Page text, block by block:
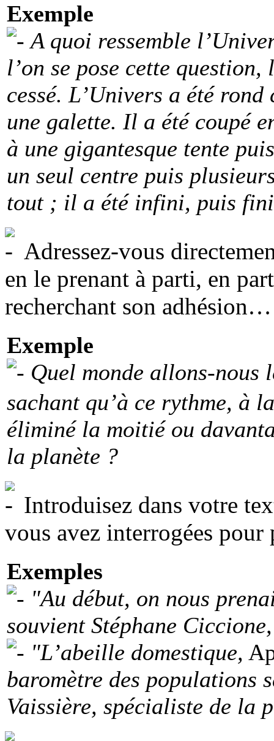
Exemple
A quoi ressemble
l’on se pose cette question,
cessé. L’Univers a été
une galette. Il a été coupé
à une gigantesque tente
un seul centre puis
tout ; il a été infini, puis
Adressez-vous
en le prenant à parti, en
recherchant son adhésion…
Exemple
Quel monde allons-nous
sachant qu’à ce rythme, à
éliminé la moitié ou
la planète ?
Introduisez dans votre
vous avez interrogées
Exemples
"Au début, on nous
souvient Stéphane
"L’abeille domestique,
baromètre des populations
Vaissière, spécialiste de la